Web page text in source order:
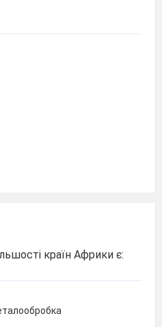
країн Африки є: